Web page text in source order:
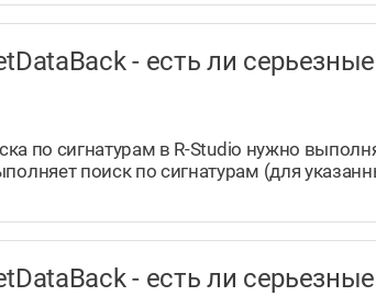
- есть ли
по сигнатурам в R-Studio нужно
поиск по сигнатурам (для
- есть ли